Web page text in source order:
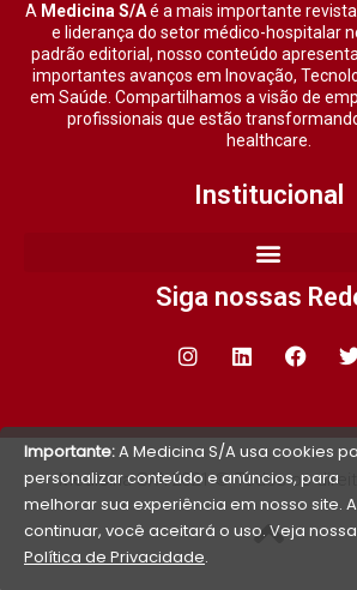
A Medicina S/Aé a mais importante
e liderança do setor médico-hospitalar
padrão editorial, nosso conteúdo
importantes avanços em Inovação,
em Saúde. Compartilhamos a visão de
profissionais que estão
healthcare.
Institucional
Siga nossas
Medicina S/A 2021 © Todos os
Importante:A Medicina S/A usa cookies
personalizar conteúdo e anúncios, para
melhorar sua experiência em nosso site.
continuar, você aceitará o uso. Veja nossa
Política de Privacidade.